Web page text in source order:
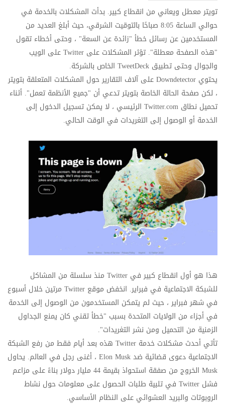
تويتر معطل ويعاني من انقطاع كبير. بدأت المشكلات بالخدمة في
حوالي الساعة 8:05 صباحًا بالتوقيت الشرقي، حيث أبلغ العديد من
المستخدمين عن رسائل خطأ "زائدة عن السعة" ، وحتى أخطاء تقول
"هذه الصفحة معطلة". تؤثر المشكلات على Twitterعلى الويب
والجوال وحتى تطبيق TweetDeck الخاص بالشركة.
يحتوي Downdetectorعلى آلاف التقارير حول المشكلات المتعلقة بتويتر
، لكن صفحة الحالة الخاصة بتويتر تدعي أن "جميع الأنظمة تعمل". أثناء
تحميل نطاق Twitter.com الرئيسي ، لا يمكن تسجيل الدخول إلى
الخدمة أو الوصول إلى التغريدات في الوقت الحالي.
هذا هو أول انقطاع كبير في Twitter منذ سلسلة من المشاكل
للشبكة الاجتماعية في فبراير. انخفض موقع Twitter مرتين خلال أسبوع
في شهر فبراير ، حيث لم يتمكن المستخدمون من الوصول إلى الخدمة
في أجزاء من الولايات المتحدة بسبب "خطأ تقني كان يمنع الجداول
الزمنية من التحميل ومن نشر التغريدات".
تأتي أحدث مشكلات خدمة Twitter هذه بعد أيام فقط من رفع الشبكة
الاجتماعية دعوى قضائية ضدElon Musk ، أغنى رجل في العالم. يحاول
Musk
الخروج من صفقة استحواذ بقيمة 44 مليار دولار بناءً على مزاعم
فشل Twitter في تلبية طلبات الحصول على معلومات حول نشاط
الروبوتات والبريد العشوائي على النظام الأساسي.